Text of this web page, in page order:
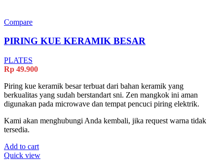
Compare
PIRING KUE KERAMIK BESAR
PLATES
Rp 49.900
Piring kue keramik besar terbuat dari bahan keramik yang
berkualitas yang sudah berstandart sni. Zen mangkok ini aman
digunakan pada microwave dan tempat pencuci piring elektrik.
Kami akan menghubungi Anda kembali, jika request warna tidak
tersedia.
Add to cart
Quick view